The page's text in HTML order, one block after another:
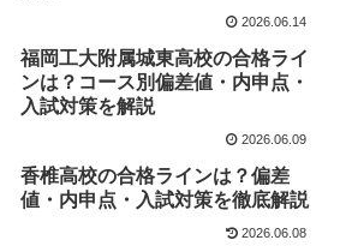
2026.06.14
福岡工大附属城東高校の合格ライ
ンは？コース別偏差値・内申点・
入試対策を解説
2026.06.09
香椎高校の合格ラインは？偏差
値・内申点・入試対策を徹底解説
2026.06.08